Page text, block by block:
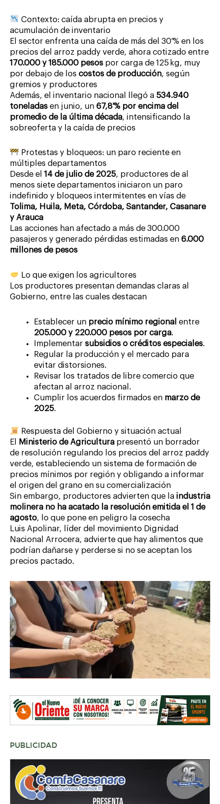
Contexto: caída abrupta en precios y
acumulación de inventario
El sector enfrenta una caída de más del 30 % en los
precios del arroz paddy verde, ahora cotizado entre
170.000 y 185.000 pesos por carga de 125 kg, muy
por debajo de los costos de producción, según
gremios y productores
Además, el inventario nacional llegó a 534.940
toneladas en junio, un 67,8 % por encima del
promedio de la última década, intensificando la
sobreoferta y la caída de precios
Protestas y bloqueos: un paro reciente en
múltiples departamentos
Desde el 14 de julio de 2025, productores de al
menos siete departamentos iniciaron un paro
indefinido y bloqueos intermitentes en vías de
Tolima, Huila, Meta, Córdoba, Santander, Casanare
y Arauca
Las acciones han afectado a más de 300.000
pasajeros y generado pérdidas estimadas en 6.000
millones de pesos
Lo que exigen los agricultores
Los productores presentan demandas claras al
Gobierno, entre las cuales destacan
Establecer un precio mínimo regional entre
205.000 y 220.000 pesos por carga.
Implementarsubsidios o créditos especiales.
Regular la producción y el mercado para
evitar distorsiones.
Revisar los tratados de libre comercio que
afectan al arroz nacional.
Cumplir los acuerdos firmados en marzo de
2025.
Respuesta del Gobierno y situación actual
El
Ministerio de Agricultura presentó un borrador
de resolución regulando los precios del arroz paddy
verde, estableciendo un sistema de formación de
precios mínimos por región y obligando a informar
el origen del grano en su comercialización
Sin embargo, productores advierten que la industria
molinera no ha acatado la resolución emitida el 1 de
agosto, lo que pone en peligro la cosecha
Luis Apolinar, líder del movimiento Dignidad
Nacional Arrocera, advierte que hay alimentos que
podrían dañarse y perderse si no se aceptan los
precios pactado.
PUBLICIDAD